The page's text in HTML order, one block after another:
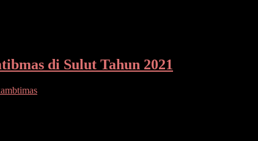
di Sulut Tahun 2021